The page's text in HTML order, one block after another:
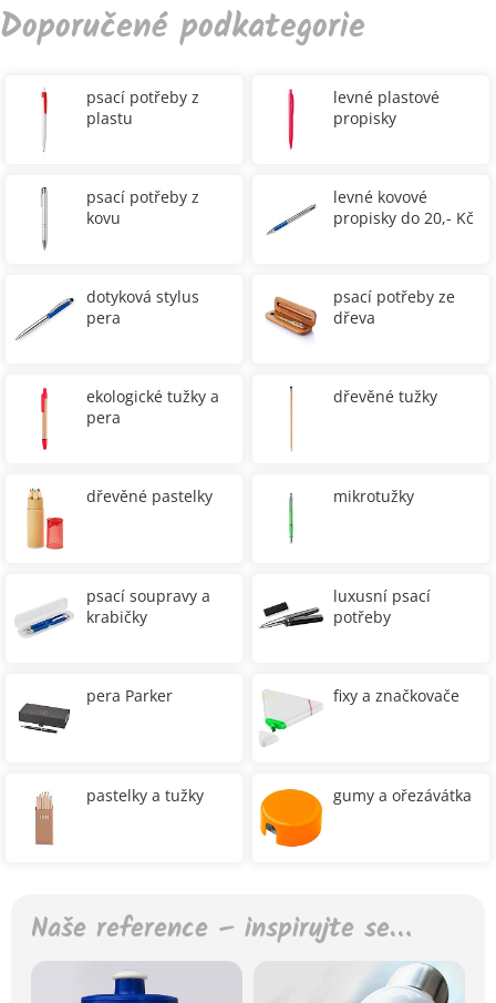
Doporučené podkategorie
psací potřeby z
plastu
levné plastové
propisky
psací potřeby z
kovu
levné kovové
propisky do 20,- Kč
dotyková stylus
pera
psací potřeby ze
dřeva
ekologické tužky a
pera
dřevěné tužky
dřevěné pastelky mikrotužky
psací soupravy a
krabičky
luxusní psací
potřeby
pera Parker fixy a značkovače
pastelky a tužky gumy a ořezávátka
Naše reference – inspirujte se…